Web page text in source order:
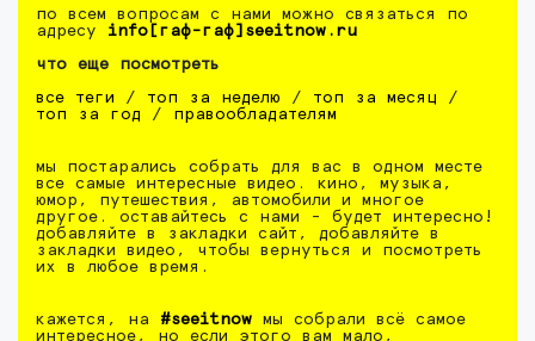
по всем вопросам с нами можно связаться по
адресу info[гаф-гаф]seeitnow.ru
что еще посмотреть
все теги / топ за неделю / топ за месяц /
топ за год / правообладателям
мы постарались собрать для вас в одном месте
все самые интересные видео. кино, музыка,
юмор, путешествия, автомобили и многое
другое. оставайтесь с нами - будет интересно!
добавляйте в закладки сайт, добавляйте в
закладки видео, чтобы вернуться и посмотреть
их в любое время.
кажется, на #seeitnow мы собрали всё самое
интересное, но если этого вам мало,